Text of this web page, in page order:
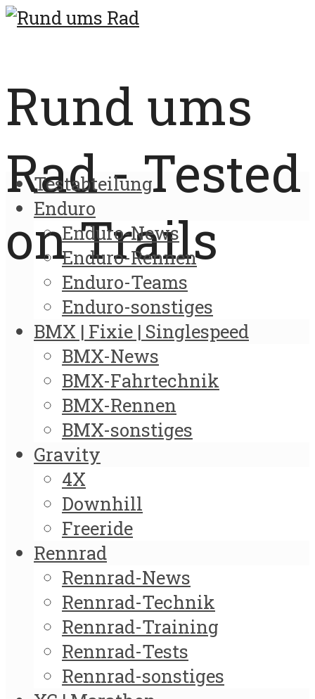
Rund ums
Rad - Tested
on Trails
Testabteilung
Enduro
Enduro-News
Enduro-Rennen
Enduro-Teams
Enduro-sonstiges
BMX | Fixie | Singlespeed
BMX-News
BMX-Fahrtechnik
BMX-Rennen
BMX-sonstiges
Gravity
4X
Downhill
Freeride
Rennrad
Rennrad-News
Rennrad-Technik
Rennrad-Training
Rennrad-Tests
Rennrad-sonstiges